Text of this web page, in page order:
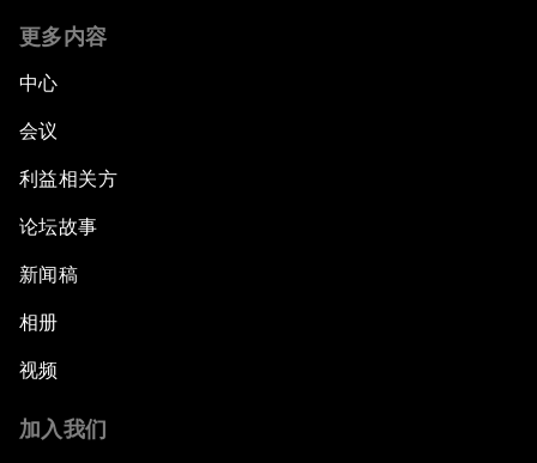
更多内容
中心
会议
利益相关方
论坛故事
新闻稿
相册
视频
加入我们